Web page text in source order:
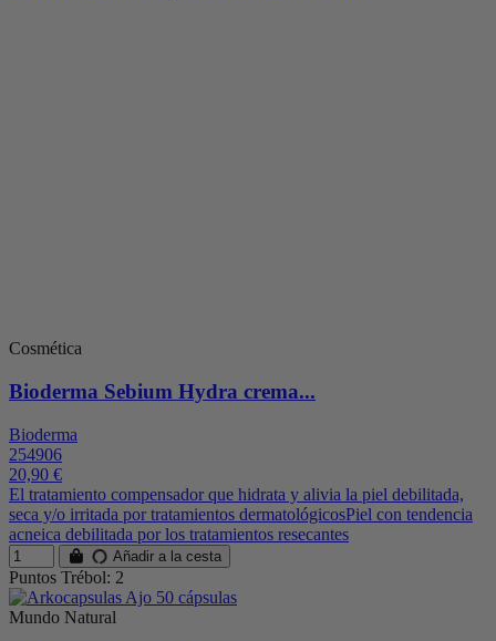
Cosmética
Bioderma Sebium Hydra crema...
Bioderma
254906
20,90 €
El tratamiento compensador que hidrata y alivia la piel debilitada,
seca y/o irritada por tratamientos dermatológicosPiel con tendencia
acneica debilitada por los tratamientos resecantes
Añadir a la cesta
Puntos Trébol: 2
Mundo Natural